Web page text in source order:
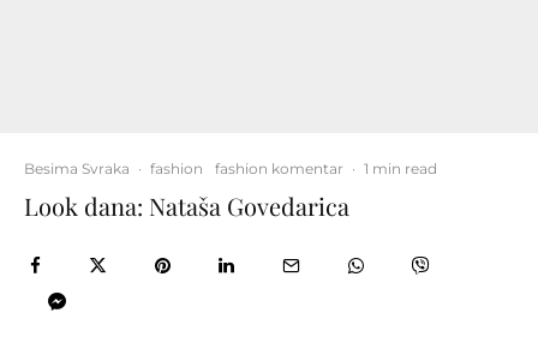
Besima Svraka · fashion fashion komentar · 1 min read
Look dana: Nataša Govedarica